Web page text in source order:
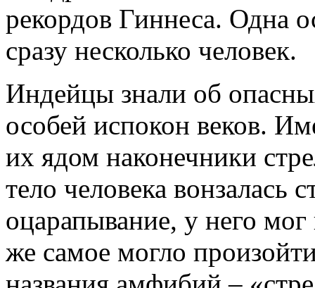
рекордов Гиннеса. Одна
сразу несколько человек.
Индейцы знали об
особей испокон веков.
их ядом наконечники
тело человека вонзалась
оцарапывание, у него
же самое могло